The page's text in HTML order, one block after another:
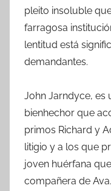
pleito insoluble
farragosa
lentitud está
demandantes.
John Jarndyce, es
bienhechor que
primos Richard y
litigio y a los que
joven huérfana
compañera de Ava.